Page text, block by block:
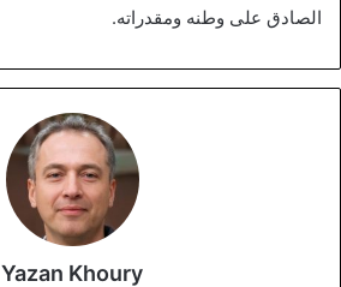
الصادق على وطنه ومقدراته.
Yazan Khoury